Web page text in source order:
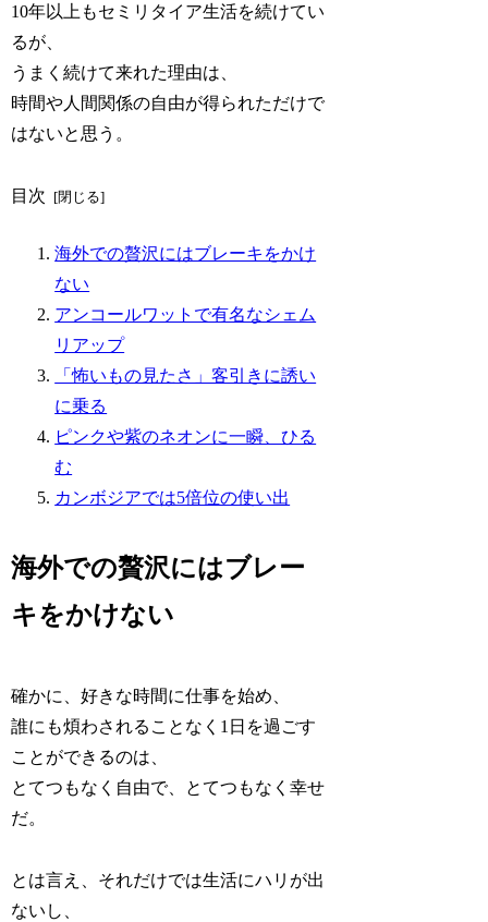
10年以上もセミリタイア生活を続けてい
るが、
うまく続けて来れた理由は、
時間や人間関係の自由が得られただけで
はないと思う。
目次
海外での贅沢にはブレーキをかけ
ない
アンコールワットで有名なシェム
リアップ
「怖いもの見たさ」客引きに誘い
に乗る
ピンクや紫のネオンに一瞬、ひる
む
カンボジアでは5倍位の使い出
海外での贅沢にはブレー
キをかけない
確かに、好きな時間に仕事を始め、
誰にも煩わされることなく1日を過ごす
ことができるのは、
とてつもなく自由で、とてつもなく幸せ
だ。
とは言え、それだけでは生活にハリが出
ないし、